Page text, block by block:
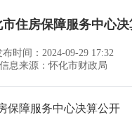
市住房保障服务中心
布时间：2024-09-29 17:32
信息来源：怀化市财政局
保障服务中心决算公开